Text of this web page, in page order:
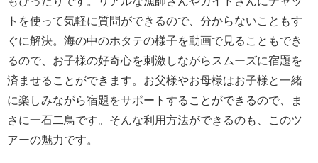
トを使って気軽に質問ができるので、分からないこともす
ぐに解決。海の中のホタテの様子を動画で見ることもでき
るので、お子様の好奇心を刺激しながらスムーズに宿題を
済ませることができます。お父様やお母様はお子様と一緒
に楽しみながら宿題をサポートすることができるので、ま
さに一石二鳥です。そんな利用方法ができるのも、このツ
アーの魅力です。